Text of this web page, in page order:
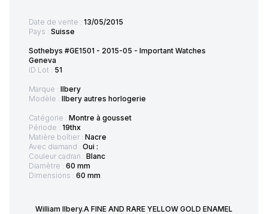
Date de vente : 13/05/2015
Pays : Suisse
Sothebys #GE1501 - 2015-05 - Important Watches
Geneva
ID Lot : 51
Marque : Ilbery
Modèle : Ilbery autres horlogerie
Catégorie : Montre à gousset
Période : 19thx
Matière boîtier : Nacre
Avec diamand : Oui :
Couleur cadran : Blanc
Diamètre : 60 mm
Dimensions : 60 mm
William Ilbery.A FINE AND RARE YELLOW GOLD ENAMEL